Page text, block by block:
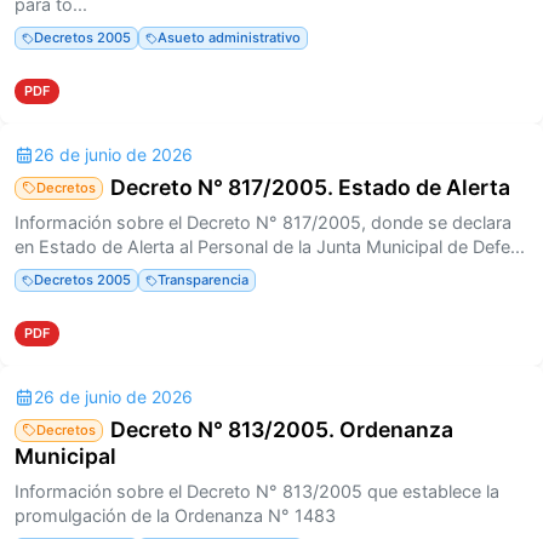
para to...
Decretos 2005 Asueto administrativo
PDF
26 de junio de 2026
Decretos Decreto N° 817/2005. Estado de Alerta
Información sobre el Decreto N° 817/2005, donde se declara
en Estado de Alerta al Personal de la Junta Municipal de Defe...
Decretos 2005 Transparencia
PDF
26 de junio de 2026
Decretos
Decreto N° 813/2005. Ordenanza
Municipal
Información sobre el Decreto N° 813/2005 que establece la
promulgación de la Ordenanza N° 1483